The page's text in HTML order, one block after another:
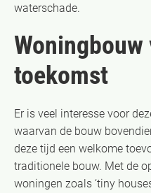
waterschade.
Woningbouw
toekomst
Er is veel interesse voor
waarvan de bouw
deze tijd een welkome
traditionele bouw. Met de
woningen zoals ‘tiny